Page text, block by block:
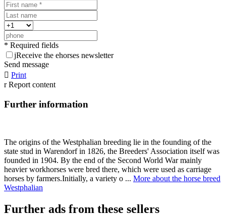
* Required fields
jReceive the ehorses newsletter
Send message
 Print
r Report content
Further information
The origins of the Westphalian breeding lie in the founding of the
state stud in Warendorf in 1826, the Breeders' Association itself was
founded in 1904. By the end of the Second World War mainly
heavier workhorses were bred there, which were used as carriage
horses by farmers.Initially, a variety o ... More about the horse breed
Westphalian
Further ads from these sellers